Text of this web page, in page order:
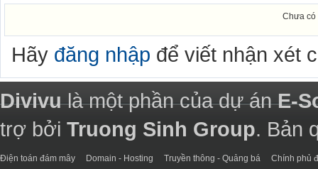
Chưa có
Hãy đăng nhập để viết nhận xét
Divivulà một phần của dự ánE-
trợ bởi Truong Sinh Group. Bản
Điện toán đám mây Domain - Hosting Truyền thông - Quảng bá Chính phủ